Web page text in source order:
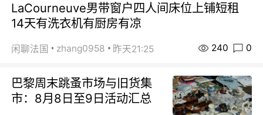
LaCourneuve男带窗户四人间床位上铺短租
14天有洗衣机有厨房有凉
闲聊法国 zhang0958 昨天21:25 240 0
巴黎周末跳蚤市场与旧货集
市：8月8日至9日活动汇总